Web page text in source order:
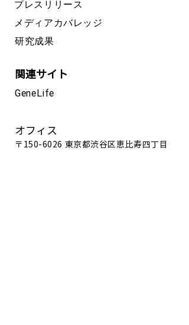
プレスリリース
メディアカバレッジ
研究成果
関連サイト
GeneLife
オフィス
〒150-6026 東京都渋谷区恵比寿四丁目